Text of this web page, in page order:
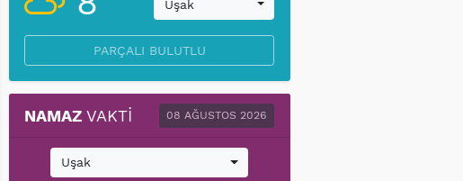
Uşak
PARÇALI BULUTLU
NAMAZ VAKTI 08 AĞUSTOS 2026
Uşak